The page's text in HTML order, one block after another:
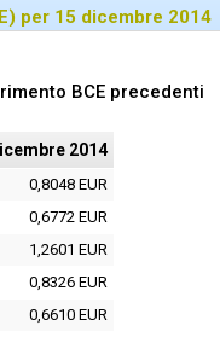
per 15 dicembre 2014
BCE precedenti
2014
0,8048 EUR
0,6772 EUR
1,2601 EUR
0,8326 EUR
0,6610 EUR